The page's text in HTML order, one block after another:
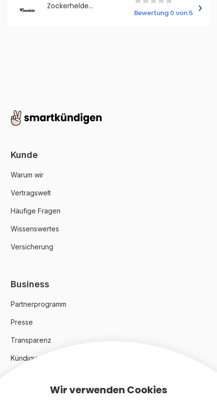
Zockerhelden UG (haftungsbeschränkt)
Bewertung 0 von 5
Kunde
Warum wir
Vertragswelt
Häufige Fragen
Wissenswertes
Versicherung
Business
Partnerprogramm
Presse
Transparenz
Kündigungsindex 2024
RechtlichesWir verwenden Cookies